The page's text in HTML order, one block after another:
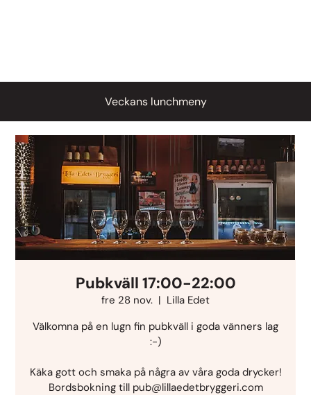
Veckans lunchmeny
Pubkväll 17:00-22:00
fre 28 nov.
  |
Lilla Edet
Välkomna på en lugn fin pubkväll i goda vänners lag
:-)
Käka gott och smaka på några av våra goda drycker!
Bordsbokning till pub@lillaedetbryggeri.com